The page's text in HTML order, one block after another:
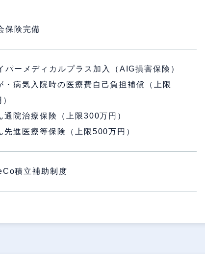
保険完備
パーメディカルプラス加入（AIG損害保険）
気入院時の医療費自己負担補償（上限
院治療保険（上限300万円）
進医療等保険（上限500万円）
積立補助制度